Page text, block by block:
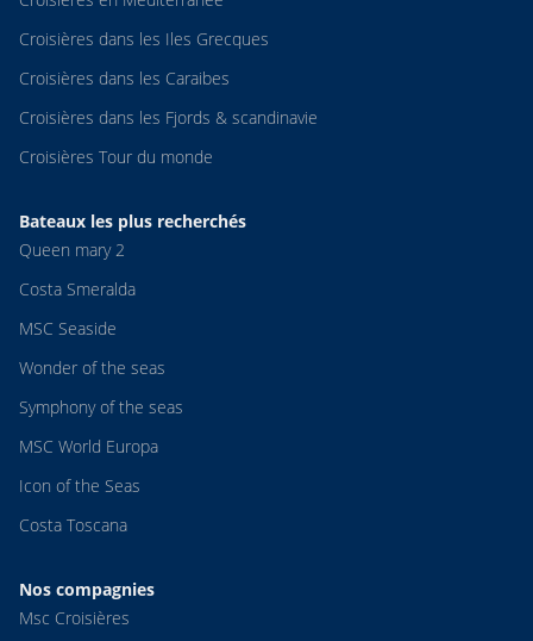
Croisières dans les Iles Grecques
Croisières dans les Caraibes
Croisières dans les Fjords & scandinavie
Croisières Tour du monde
Bateaux les plus recherchés
Queen mary 2
Costa Smeralda
MSC Seaside
Wonder of the seas
Symphony of the seas
MSC World Europa
Icon of the Seas
Costa Toscana
Nos compagnies
Msc Croisières